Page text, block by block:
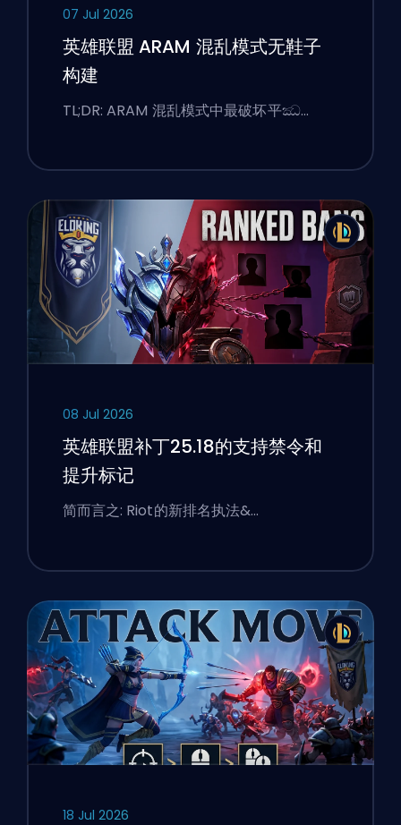
07 Jul 2026
英雄联盟 ARAM 混乱模式无鞋子
构建
TL;DR: ARAM 混乱模式中最破坏平ඣ…
08 Jul 2026
英雄联盟补丁25.18的支持禁令和
提升标记
简而言之: Riot的新排名执法&…
18 Jul 2026